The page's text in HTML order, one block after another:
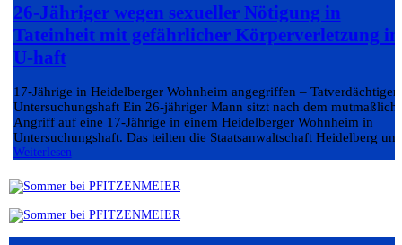
26-Jähriger wegen sexueller Nötigung in
Tateinheit mit gefährlicher Körperverletzung in
U-haft
17-Jährige in Heidelberger Wohnheim angegriffen – Tatverdächtiger
Untersuchungshaft Ein 26-jähriger Mann sitzt nach dem
Angriff auf eine 17-Jährige in einem Heidelberger Wohnheim in
Untersuchungshaft. Das teilten die Staatsanwaltschaft Heidelberg
Weiterlesen